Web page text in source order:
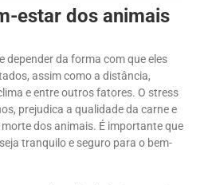
estar dos animais
depender da forma com que eles
assim como a distância,
e entre outros fatores. O stress
prejudica a qualidade da carne e
dos animais. É importante que
tranquilo e seguro para o bem-